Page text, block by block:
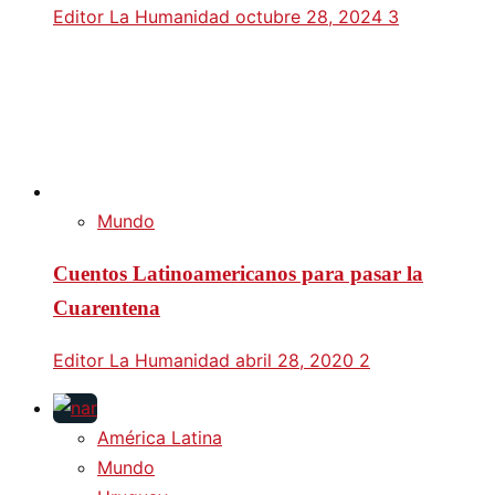
Editor La Humanidad octubre 28, 2024 3
Mundo
Cuentos Latinoamericanos para pasar la
Cuarentena
Editor La Humanidad abril 28, 2020 2
América Latina
Mundo